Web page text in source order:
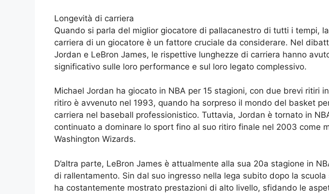
Longevità di carriera
Quando si parla del miglior giocatore di pallacanestro di tutti i tempi,
carriera di un giocatore è un fattore cruciale da considerare. Nel
Jordan e LeBron James, le rispettive lunghezze di carriera hanno
significativo sulle loro performance e sul loro legato complessivo.
Michael Jordan ha giocato in NBA per 15 stagioni, con due brevi ritiri
ritiro è avvenuto nel 1993, quando ha sorpreso il mondo del basket
carriera nel baseball professionistico. Tuttavia, Jordan è tornato in
continuato a dominare lo sport fino al suo ritiro finale nel 2003 come
Washington Wizards.
D’altra parte, LeBron James è attualmente alla sua 20a stagione in
di rallentamento. Sin dal suo ingresso nella lega subito dopo la
ha costantemente mostrato prestazioni di alto livello, sfidando le